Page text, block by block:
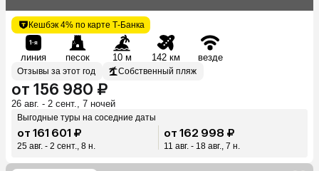
Кешбэк 4% по карте Т-Банка
линия песок 10 м 142 км везде
Отзывы за этот год Собственный пляж
от 156 980 ₽
26 авг. - 2 сент., 7 ночей
Выгодные туры на соседние даты
от 161 601 ₽
25 авг. - 2 сент., 8 н.
от 162 998 ₽
11 авг. - 18 авг., 7 н.